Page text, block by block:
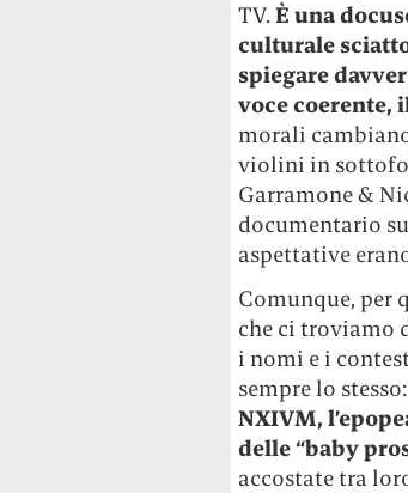
TV.È una
culturale
spiegare
voce coerente,
morali
violini in
Garramone &
documentario
aspettative
Comunque, per
che ci troviamo
i nomi e i
sempre lo
NXIVM,
delle “baby
accostate tra